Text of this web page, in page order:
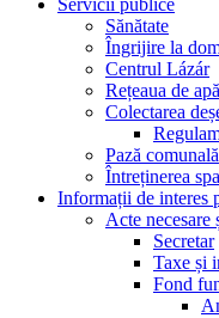
Servicii publice
Sănătate
Îngrijire la
Centrul Lázár
Rețeaua de
Colectarea
Pază comunală
Întreținerea
Informații de interes
Acte necesare
Secretar
Taxe și
Fond